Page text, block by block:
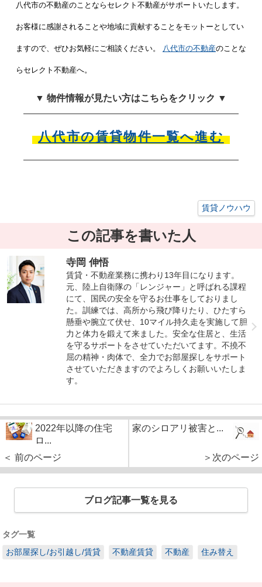
八代市の不動産のことならセレクト不動産がサポートいたします。
お客様に感謝されることや地域に貢献することをモットーとしてい
ますので、ぜひお気軽にご相談ください。 八代市の不動産のことな
らセレクト不動産へ。
▼ 物件情報が見たい方はこちらをクリック ▼
八代市の賃貸物件一覧へ進む
賃貸ノウハウ
この記事を書いた人
寺岡 伸悟
賃貸・不動産業務に携わり13年目になります。
元、陸上自衛隊の「レンジャー」と呼ばれる課程
にて、国民の安全を守るお仕事をしておりまし
た。訓練では、高所から飛び降りたり、ひたすら
懸垂や腕立て伏せ、10マイル持久走を実施して胆
力と体力を鍛えて来ました。安全な住居と、生活
を守るサポートをさせていただいてます。不撓不
屈の精神・肉体で、全力でお部屋探しをサポート
させていただきますのでよろしくお願いいたしま
す。
2022年以降の住宅
ロ...
＜ 前のページ
家のシロアリ被害と...
＞次のページ
ブログ記事一覧を見る
タグ一覧
お部屋探し/お引越し/賃貸
不動産賃貸 不動産 住み替え